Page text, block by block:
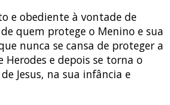
e obediente à vontade de
quem protege o Menino e sua
nunca se cansa de proteger a
Herodes e depois se torna o
Jesus, na sua infância e